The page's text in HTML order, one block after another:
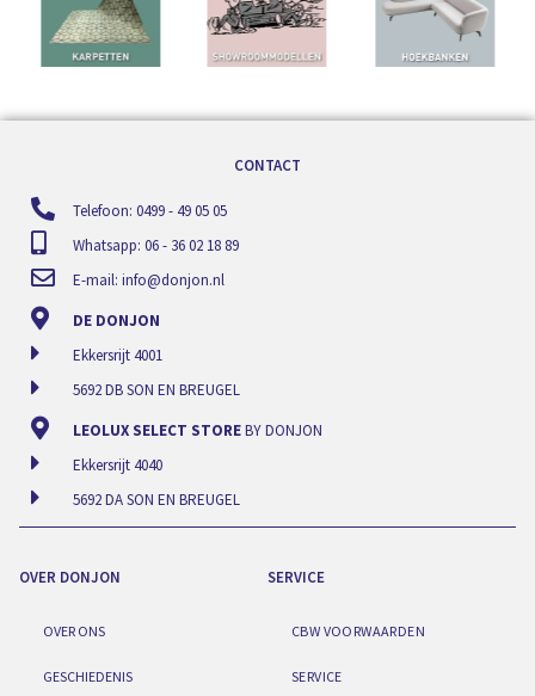
CONTACT
Telefoon: 0499 - 49 05 05
Whatsapp: 06 - 36 02 18 89
E-mail: info@donjon.nl
DE DONJON
Ekkersrijt 4001
5692 DB SON EN BREUGEL
LEOLUX SELECT STOREBY DONJON
Ekkersrijt 4040
5692 DA SON EN BREUGEL
OVER DONJON
OVER ONS
GESCHIEDENIS
SERVICE
CBW VOORWAARDEN
SERVICE